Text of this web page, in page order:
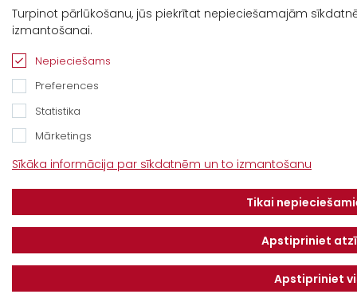
Turpinot pārlūkošanu, jūs piekrītat nepieciešamajām
izmantošanai.
Nepieciešams
Preferences
Statistika
Mārketings
Sīkāka informācija par sīkdatnēm un to izmantošanu
Tikai
Apstipriniet
Apstipriniet